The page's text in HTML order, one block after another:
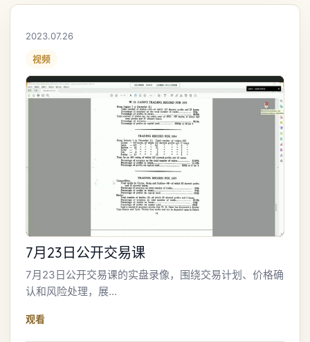
2023.07.26
视频
7月23日公开交易课
7月23日公开交易课的实盘录像，围绕交易计划、价格确
认和风险处理，展…
观看